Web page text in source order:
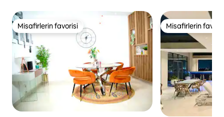
Misafirlerin favorisi
Misafirlerin favorisi Misafirlerin
Misafirlerin